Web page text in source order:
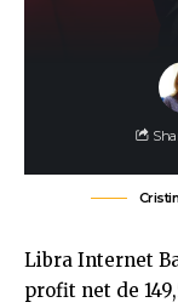
Libra Internet
profit net de